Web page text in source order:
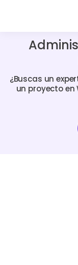
¿Buscas un
un proyecto